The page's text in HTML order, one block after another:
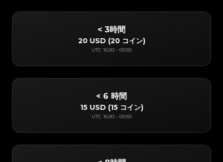
< 3時間
20 USD (20 コイン)
UTC 16:00 - 00:59
< 6 時間
15 USD (15 コイン)
UTC 16:00 - 00:59